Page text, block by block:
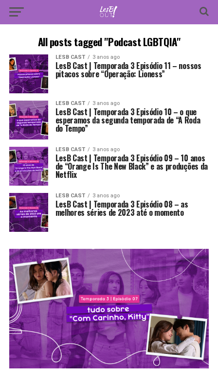
All posts tagged "Podcast LGBTQIA"
LESB CAST 3 anos ago
LesB Cast | Temporada 3 Episódio 11 – nossos
pitacos sobre “Operação: Lioness”
LESB CAST 3 anos ago
LesB Cast | Temporada 3 Episódio 10 – o que
esperamos da segunda temporada de “A Roda
do Tempo”
LESB CAST 3 anos ago
LesB Cast | Temporada 3 Episódio 09 – 10 anos
de “Orange Is The New Black” e as produções da
Netflix
LESB CAST 3 anos ago
LesB Cast | Temporada 3 Episódio 08 – as
melhores séries de 2023 até o momento